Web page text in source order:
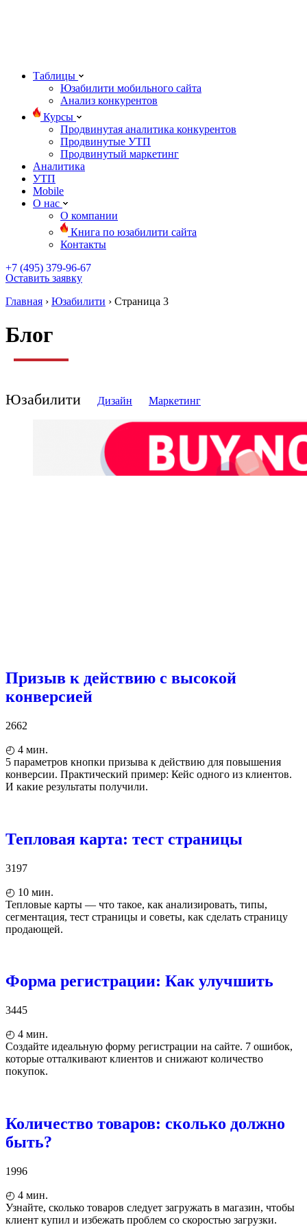
Таблицы
Юзабилити мобильного сайта
Анализ конкурентов
Курсы
Продвинутая аналитика конкурентов
Продвинутые УТП
Продвинутый маркетинг
Аналитика
УТП
Mobile
О нас
О компании
Книга по юзабилити сайта
Контакты
+7 (495) 379-96-67
Оставить заявку
Главная › Юзабилити › Страница 3
Блог
Юзабилити Дизайн Маркетинг
Призыв к действию с высокой
конверсией
2662
◴ 4 мин.
5 параметров кнопки призыва к действию для повышения
конверсии. Практический пример: Кейс одного из клиентов.
И какие результаты получили.
Тепловая карта: тест страницы
3197
◴ 10 мин.
Тепловые карты — что такое, как анализировать, типы,
сегментация, тест страницы и советы, как сделать страницу
продающей.
Форма регистрации: Как улучшить
3445
◴ 4 мин.
Создайте идеальную форму регистрации на сайте. 7 ошибок,
которые отталкивают клиентов и снижают количество
покупок.
Количество товаров: сколько должно
быть?
1996
◴ 4 мин.
Узнайте, сколько товаров следует загружать в магазин, чтобы
клиент купил и избежать проблем со скоростью загрузки.